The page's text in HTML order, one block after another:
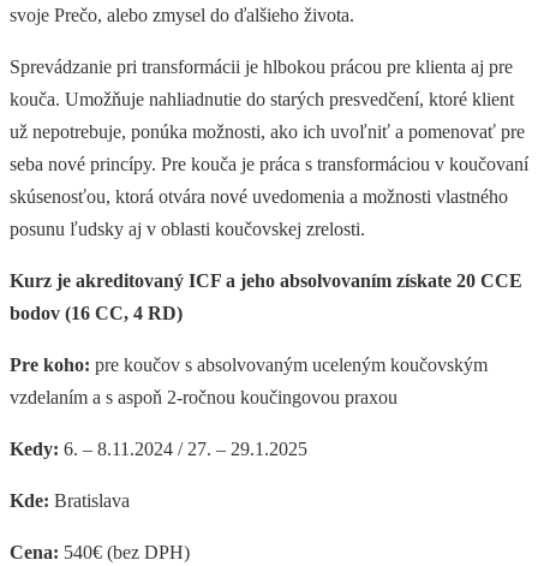
svoje Prečo, alebo zmysel do ďalšieho života.
Sprevádzanie pri transformácii je hlbokou prácou pre klienta aj pre
kouča. Umožňuje nahliadnutie do starých presvedčení, ktoré klient
už nepotrebuje, ponúka možnosti, ako ich uvoľniť a pomenovať pre
seba nové princípy. Pre kouča je práca s transformáciou v koučovaní
skúsenosťou, ktorá otvára nové uvedomenia a možnosti vlastného
posunu ľudsky aj v oblasti koučovskej zrelosti.
Kurz je akreditovaný ICF a jeho absolvovaním získate 20 CCE
bodov (16 CC, 4 RD)
Pre koho: pre koučov s absolvovaným uceleným koučovským
vzdelaním a s aspoň 2-ročnou koučingovou praxou
Kedy: 6. – 8.11.2024 / 27. – 29.1.2025
Kde: Bratislava
Cena: 540€ (bez DPH)